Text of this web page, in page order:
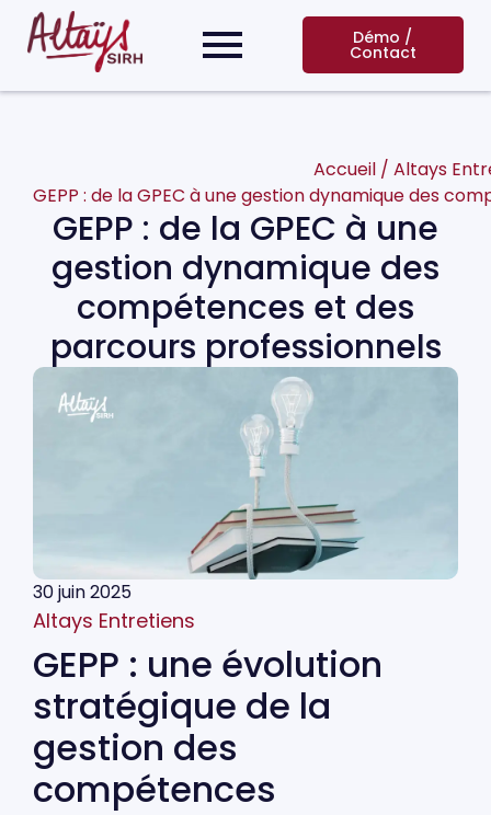
Démo /
Contact
Accueil / Altays
GEPP : de la GPEC à une gestion dynamique des
GEPP : de la GPEC à une
gestion dynamique des
compétences et des
parcours professionnels
30 juin 2025
Altays Entretiens
GEPP : une évolution
stratégique de la
gestion des
compétences